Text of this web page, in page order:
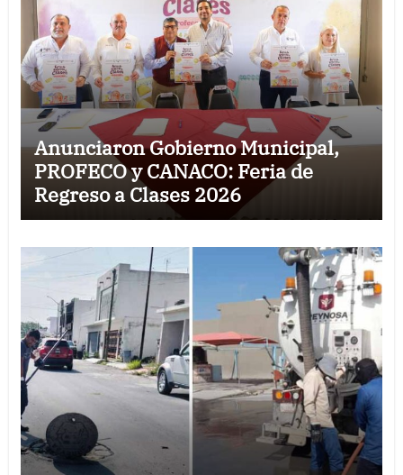
Anunciaron Gobierno Municipal,
PROFECO y CANACO: Feria de
Regreso a Clases 2026